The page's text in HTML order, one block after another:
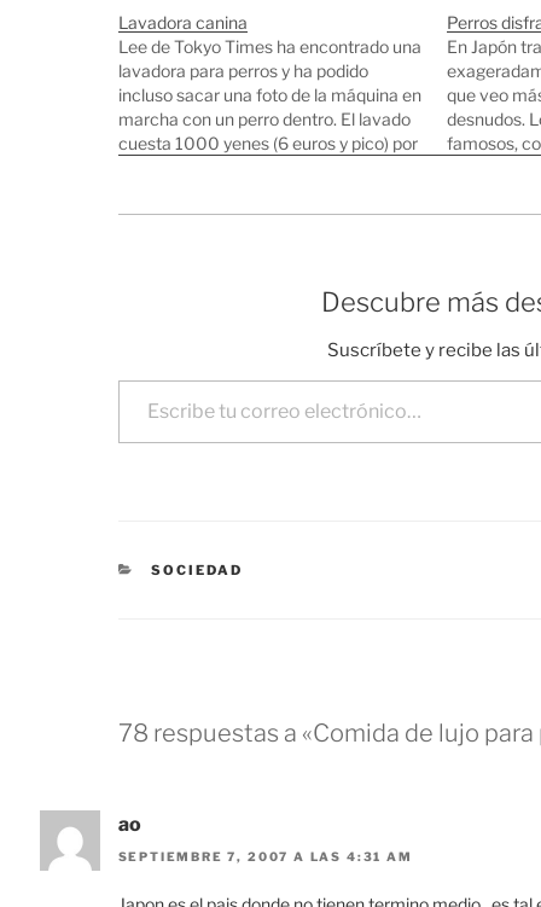
Lavadora canina
Lee de Tokyo Times ha encontrado una
lavadora para perros y ha podido
incluso sacar una foto de la máquina en
marcha con un perro dentro. El lavado
cuesta 1000 yenes (6 euros y pico) por
Perros que usan iPhone…
Perros
En Japón
que veo
desnudos.
famosos,
de perros
Descubre más
Suscríbete y recibe las
Escribe tu correo electrónico…
CATEGORÍAS
SOCIEDAD
78 respuestas a «Comida de lujo para
ao
SEPTIEMBRE 7, 2007 A LAS 4:31 AM